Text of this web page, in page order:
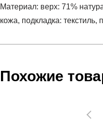
Материал: верх: 71%
кожа, подкладка:
Артикул:38490501
PS
ST Runner v3 L
Условия оплаты
высылает Вам менеджер.
мы не увидим Вашу оплату.
Похожие